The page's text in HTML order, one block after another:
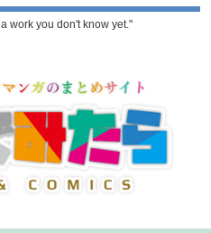
work you don't know yet."